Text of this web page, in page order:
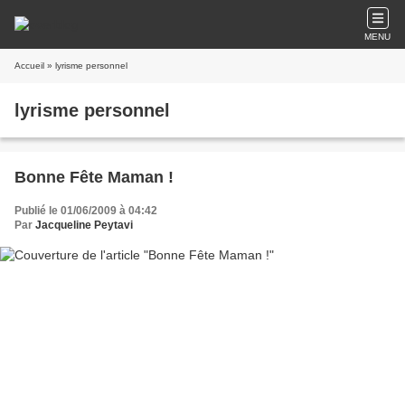
MENU
Accueil » lyrisme personnel
lyrisme personnel
Bonne Fête Maman !
Publié le 01/06/2009 à 04:42
Par Jacqueline Peytavi